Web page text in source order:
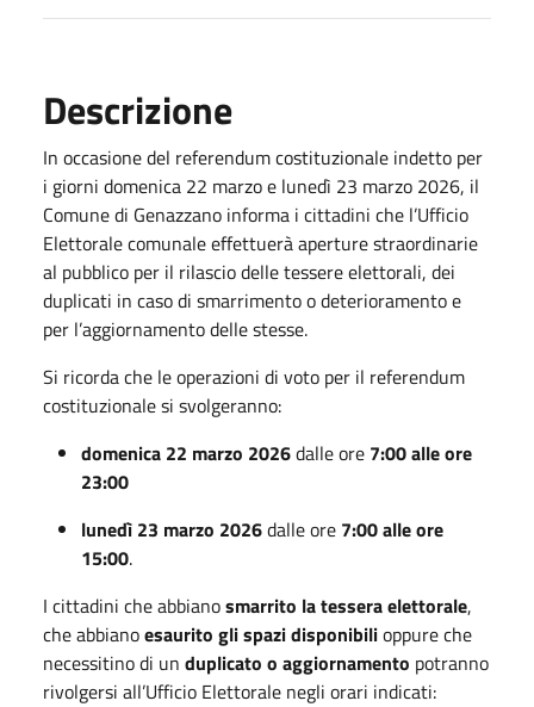
Descrizione
In occasione del referendum costituzionale indetto per
i giorni domenica 22 marzo e lunedì 23 marzo 2026, il
Comune di Genazzano informa i cittadini che l’Ufficio
Elettorale comunale effettuerà aperture straordinarie
al pubblico per il rilascio delle tessere elettorali, dei
duplicati in caso di smarrimento o deterioramento e
per l’aggiornamento delle stesse.
Si ricorda che le operazioni di voto per il referendum
costituzionale si svolgeranno:
domenica 22 marzo 2026dalle ore 7:00 alle ore
23:00
lunedì 23 marzo 2026dalle ore 7:00 alle ore
15:00.
I cittadini che abbianosmarrito la tessera elettorale,
che abbianoesaurito gli spazi disponibilioppure che
necessitino di un duplicato o aggiornamento potranno
rivolgersi all’Ufficio Elettorale negli orari indicati: